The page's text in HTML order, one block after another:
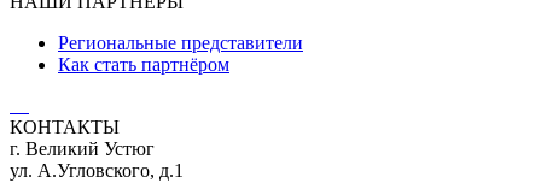
Региональные представители
Как стать партнёром
КОНТАКТЫ
г. Великий Устюг
ул. А.Угловского, д.1